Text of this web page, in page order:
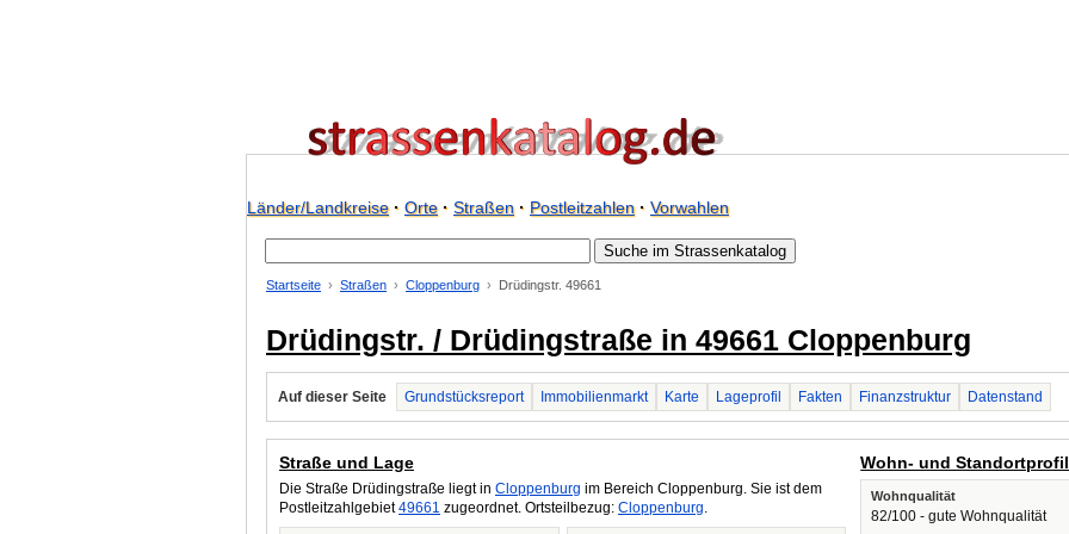
Länder/Landkreise· Orte· Straßen· Postleitzahlen· Vorwahlen
Startseite Straßen Cloppenburg Drüdingstr. 49661
Drüdingstr. / Drüdingstraße in 49661 Cloppenburg
Auf dieser Seite Grundstücksreport Immobilienmarkt Karte Lageprofil Fakten Finanzstruktur Datenstand
Straße und Lage
Die Straße Drüdingstraße liegt in Cloppenburg im Bereich Cloppenburg. Sie ist dem
Postleitzahlgebiet49661 zugeordnet. Ortsteilbezug: Cloppenburg.
Wohn- und Standortprofil
Wohnqualität
82/100 - gute Wohnqualität